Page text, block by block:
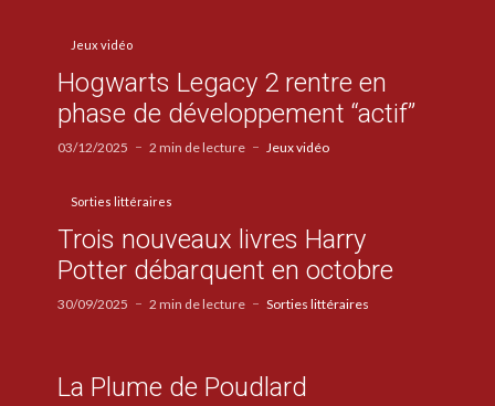
Jeux vidéo
Hogwarts Legacy 2 rentre en
phase de développement “actif”
03/12/2025 2 min de lecture Jeux vidéo
Sorties littéraires
Trois nouveaux livres Harry
Potter débarquent en octobre
30/09/2025 2 min de lecture Sorties littéraires
La Plume de Poudlard